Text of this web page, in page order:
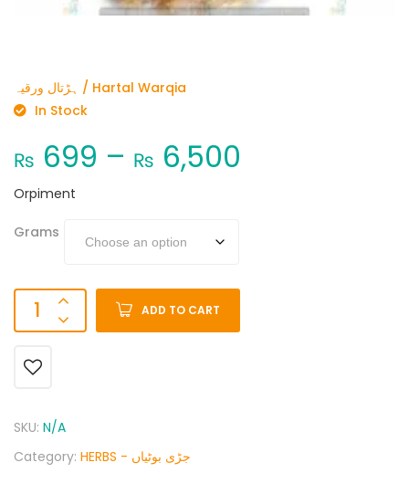
ہڑتال ورقیہ / Hartal Warqia
In Stock
₨ 699 – ₨ 6,500
Orpiment
Grams
ADD TO CART
SKU: N/A
Category:
HERBS - جڑی بوٹیاں